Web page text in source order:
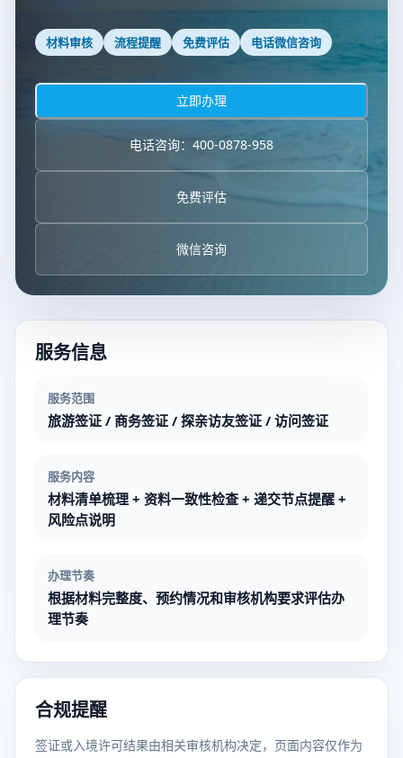
材料审核 流程提醒 免费评估 电话微信咨询
立即办理
电话咨询：400-0878-958
免费评估
微信咨询
服务信息
服务范围
旅游签证 / 商务签证 / 探亲访友签证 / 访问签证
服务内容
材料清单梳理 + 资料一致性检查 + 递交节点提醒 +
风险点说明
办理节奏
根据材料完整度、预约情况和审核机构要求评估办
理节奏
合规提醒
签证或入境许可结果由相关审核机构决定，页面内容仅作为